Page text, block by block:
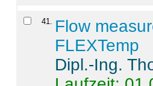
41. Flow
FLEXTemp
Dipl.-Ing.